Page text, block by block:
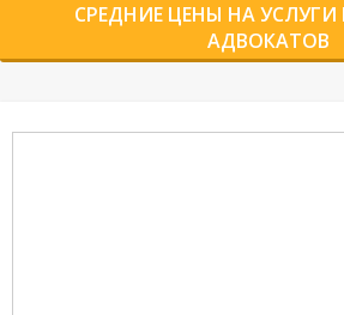
СРЕДНИЕ ЦЕНЫ НА
АДВОКАТОВ